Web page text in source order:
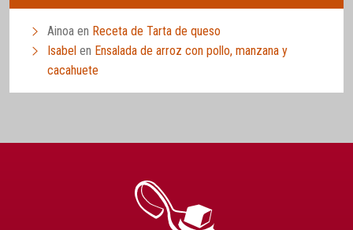
Ainoa en Receta de Tarta de queso
Isabel en Ensalada de arroz con pollo, manzana y
cacahuete